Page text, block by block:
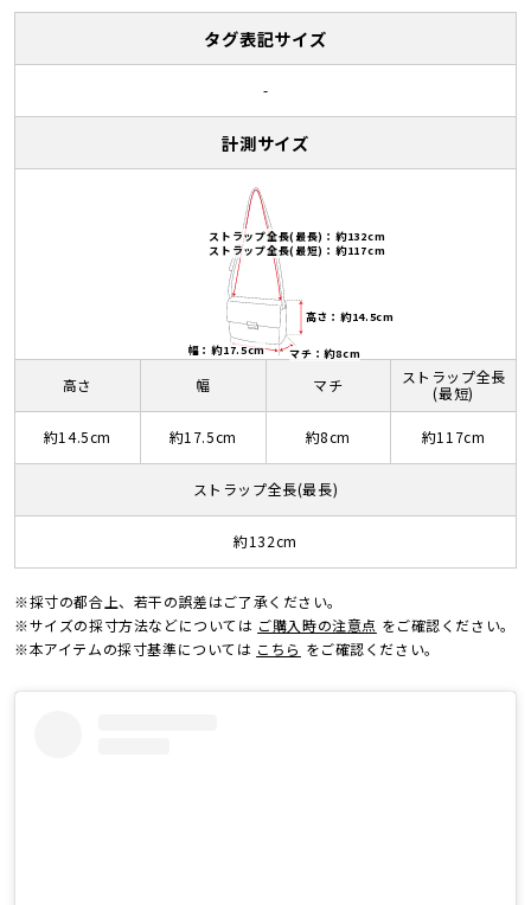
タグ表記サイズ
-
計測サイズ
高さ：約14.5cm
幅：約17.5cm マチ：約8cm
ストラップ全長(最短)：約117cm
ストラップ全長(最長)：約132cm
高さ
約14.5cm
幅
約17.5cm
マチ
約8cm
ストラップ全長
(最短)
約117cm
ストラップ全長(最長)
約132cm
※採寸の都合上、若干の誤差はご了承ください。
※サイズの採寸方法などについては ご購入時の注意点 をご確認ください。
※本アイテムの採寸基準については こちら をご確認ください。